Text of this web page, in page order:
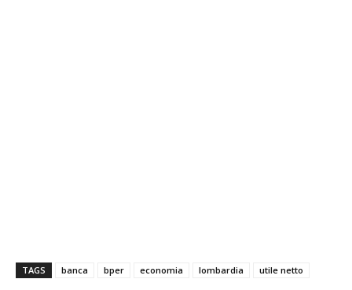
TAGS banca bper economia lombardia utile netto